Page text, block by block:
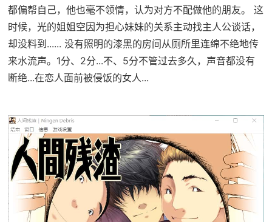
都偏帮自己，他也毫不领情，认为对方不配做他的朋友。 这
时候，光的姐姐空因为担心妹妹的关系主动找主人公谈话，
却没料到...... 没有照明的漆黑的房间从厕所里连绵不绝地传
来水流声。1分、2分...不、5分不管过去多久，声音都没有
断绝...在恋人面前被侵饭的女人...